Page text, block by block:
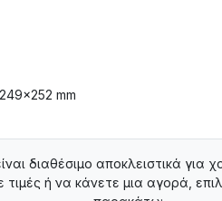
mm
διαθέσιμο αποκλειστικά για
τιμές ή να κάνετε μια αγορά,